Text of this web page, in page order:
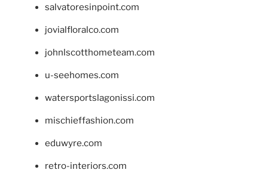
salvatoresinpoint.com
jovialfloralco.com
johnlscotthometeam.com
u-seehomes.com
watersportslagonissi.com
mischieffashion.com
eduwyre.com
retro-interiors.com